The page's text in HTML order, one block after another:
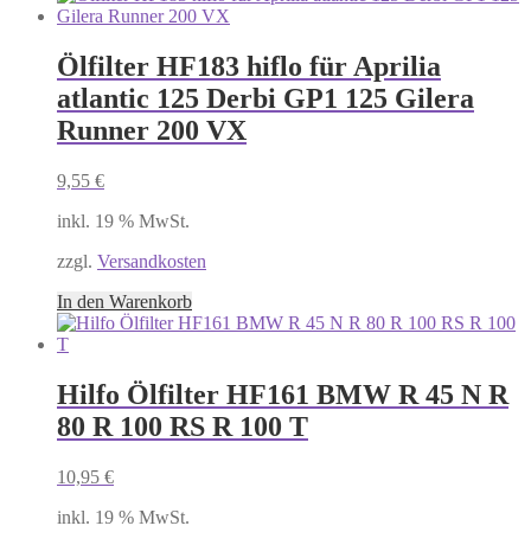
Ölfilter HF183 hiflo für Aprilia
atlantic 125 Derbi GP1 125 Gilera
Runner 200 VX
9,55 €
inkl. 19 % MwSt.
zzgl. Versandkosten
In den Warenkorb
Hilfo Ölfilter HF161 BMW R 45 N R
80 R 100 RS R 100 T
10,95 €
inkl. 19 % MwSt.